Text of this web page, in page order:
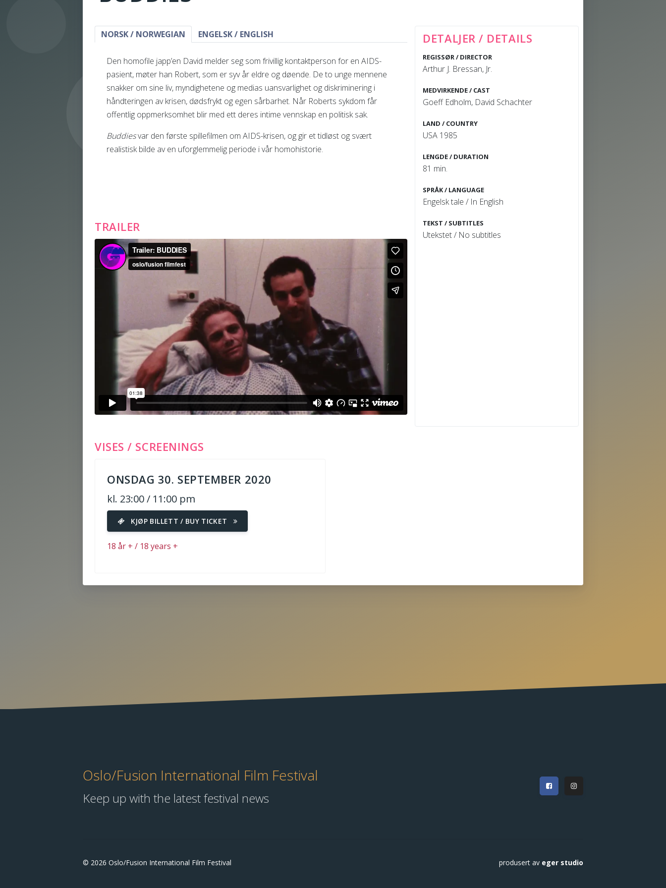
NORSK / NORWEGIAN ENGELSK / ENGLISH
Den homofile japp’en David melder seg som frivillig kontaktperson for en AIDS-
pasient, møter han Robert, som er syv år eldre og døende. De to unge mennene
snakker om sine liv, myndighetene og medias uansvarlighet og diskriminering i
håndteringen av krisen, dødsfrykt og egen sårbarhet. Når Roberts sykdom får
offentlig oppmerksomhet blir med ett deres intime vennskap en politisk sak.
Buddiesvar den første spillefilmen om AIDS-krisen, og gir et tidløst og svært
realistisk bilde av en uforglemmelig periode i vår homohistorie.
TRAILER
DETALJER / DETAILS
REGISSØR / DIRECTOR
Arthur J. Bressan, Jr.
MEDVIRKENDE / CAST
Goeff Edholm, David Schachter
LAND / COUNTRY
USA 1985
LENGDE / DURATION
81 min.
SPRÅK / LANGUAGE
Engelsk tale / In English
TEKST / SUBTITLES
Utekstet / No subtitles
VISES / SCREENINGS
ONSDAG 30. SEPTEMBER 2020
kl. 23:00 / 11:00 pm
KJØP BILLETT / BUY TICKET
18 år + / 18 years +
Oslo/Fusion International Film Festival
Keep up with the latest festival news
© 2026 Oslo/Fusion International Film Festival produsert av eger studio